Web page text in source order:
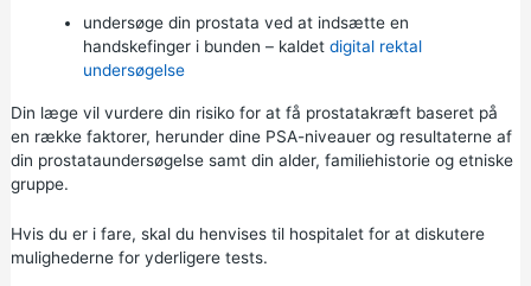
undersøge din prostata ved at indsætte en
handskefinger i bunden – kaldet digital rektal
undersøgelse
Din læge vil vurdere din risiko for at få prostatakræft baseret på
en række faktorer, herunder dine PSA-niveauer og resultaterne af
din prostataundersøgelse samt din alder, familiehistorie og etniske
gruppe.
Hvis du er i fare, skal du henvises til hospitalet for at diskutere
mulighederne for yderligere tests.